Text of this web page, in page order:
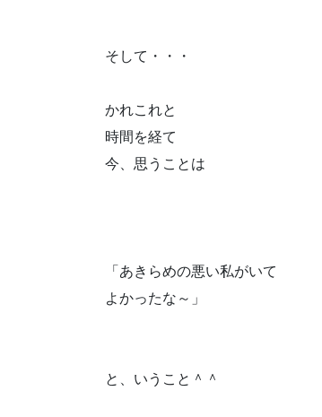
そして・・・
かれこれと
時間を経て
今、思うことは
「あきらめの悪い私がいて
よかったな～」
と、いうこと＾＾